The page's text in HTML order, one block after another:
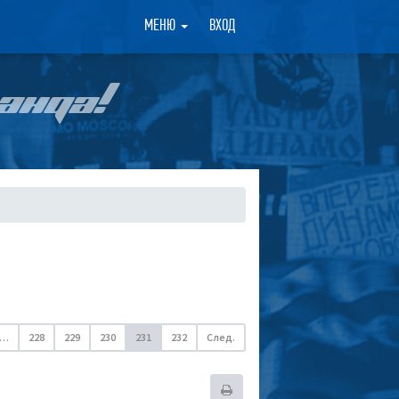
МЕНЮ ВХОД ×
228 229 230 231 232 След.